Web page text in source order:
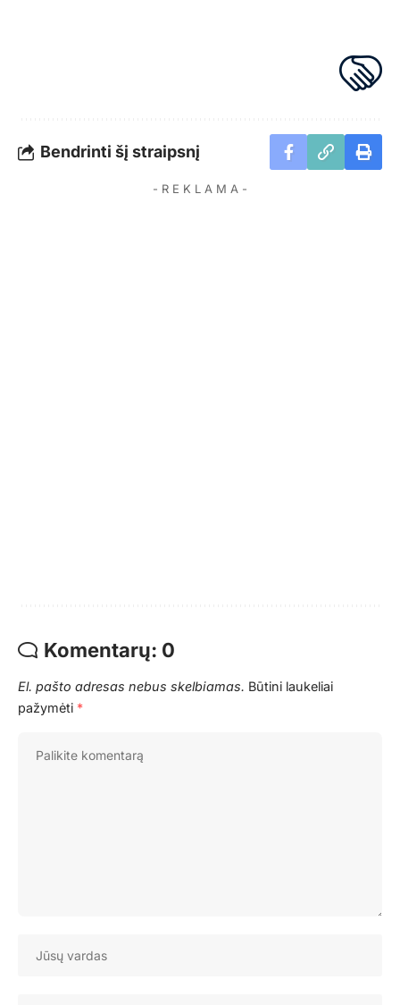
Bendrinti šį straipsnį
- R E K L A M A -
Komentarų: 0
El. pašto adresas nebus skelbiamas. Būtini laukeliai
pažymėti *